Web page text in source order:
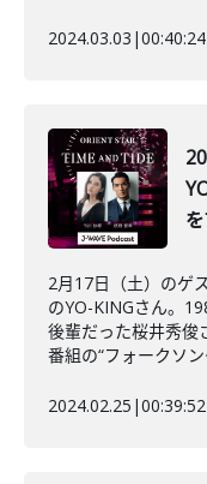
2024.03.03 |00:40:24
2月17日（土）のゲ
のYO-KINGさん。
後輩だった桜井秀俊
番組の“フォークソ
2024.02.25 |00:39:52